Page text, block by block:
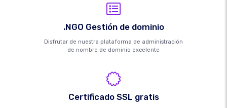
.NGO Gestión de dominio
Disfrutar de nuestra plataforma de administración
de nombre de dominio excelente
Certificado SSL gratis